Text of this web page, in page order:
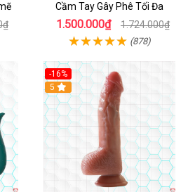
Cầm Tay Gây Phê Tối Đa
1.500.000₫ 1.724.000₫
(878)
-16%
Hot
5